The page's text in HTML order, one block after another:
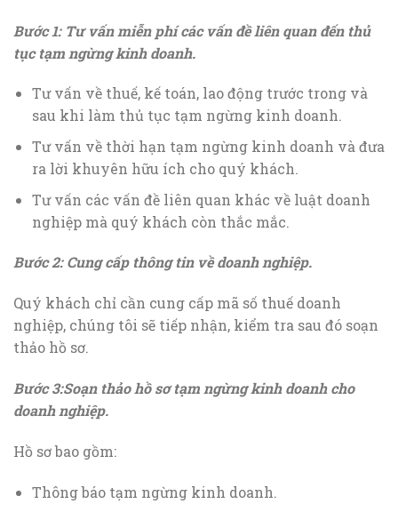
Bước 1: Tư vấn miễn phí các vấn đề liên quan đến thủ
tục tạm ngừng kinh doanh.
Tư vấn về thuế, kế toán, lao động trước trong và
sau khi làm thủ tục tạm ngừng kinh doanh.
Tư vấn về thời hạn tạm ngừng kinh doanh và đưa
ra lời khuyên hữu ích cho quý khách.
Tư vấn các vấn đề liên quan khác về luật doanh
nghiệp mà quý khách còn thắc mắc.
Bước 2: Cung cấp thông tin về doanh nghiệp.
Quý khách chỉ cần cung cấp mã số thuế doanh
nghiệp, chúng tôi sẽ tiếp nhận, kiểm tra sau đó soạn
thảo hồ sơ.
Bước 3:Soạn thảo hồ sơ tạm ngừng kinh doanh cho
doanh nghiệp.
Hồ sơ bao gồm:
Thông báo tạm ngừng kinh doanh.